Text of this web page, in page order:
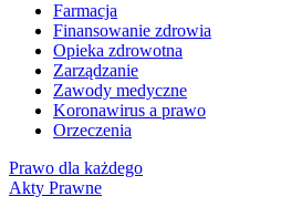
Farmacja
Finansowanie zdrowia
Opieka zdrowotna
Zarządzanie
Zawody medyczne
Koronawirus a prawo
Orzeczenia
Prawo dla każdego
Akty Prawne